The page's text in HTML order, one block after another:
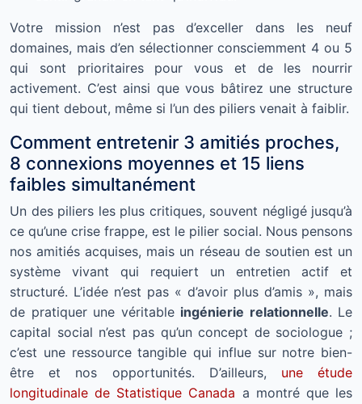
Votre mission n’est pas d’exceller dans les neuf
domaines, mais d’en sélectionner consciemment 4 ou 5
qui sont prioritaires pour vous et de les nourrir
activement. C’est ainsi que vous bâtirez une structure
qui tient debout, même si l’un des piliers venait à faiblir.
Comment entretenir 3 amitiés proches,
8 connexions moyennes et 15 liens
faibles simultanément
Un des piliers les plus critiques, souvent négligé jusqu’à
ce qu’une crise frappe, est le pilier social. Nous pensons
nos amitiés acquises, mais un réseau de soutien est un
système vivant qui requiert un entretien actif et
structuré. L’idée n’est pas « d’avoir plus d’amis », mais
de pratiquer une véritable ingénierie relationnelle. Le
capital social n’est pas qu’un concept de sociologue ;
c’est une ressource tangible qui influe sur notre bien-
être et nos opportunités. D’ailleurs, une étude
longitudinale de Statistique Canada a montré que les